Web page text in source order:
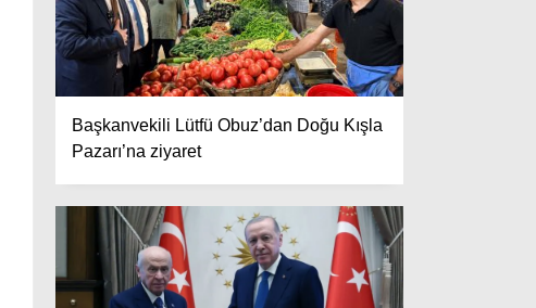
Başkanvekili Lütfü Obuz’dan Doğu Kışla
Pazarı’na ziyaret